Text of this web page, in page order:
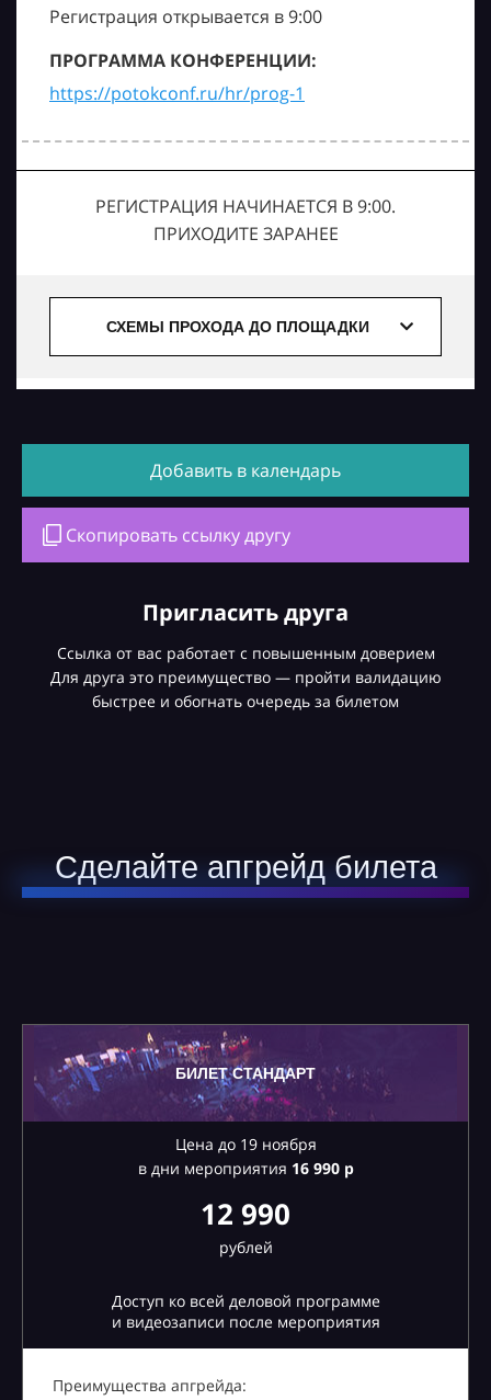
Регистрация открывается в 9:00
ПРОГРАММА КОНФЕРЕНЦИИ:
https://potokconf.ru/hr/prog-1
РЕГИСТРАЦИЯ НАЧИНАЕТСЯ В 9:00.
ПРИХОДИТЕ ЗАРАНЕЕ
СХЕМЫ ПРОХОДА ДО ПЛОЩАДКИ
Добавить в календарь
Скопировать ссылку другу
Пригласить друга
Ссылка от вас работает с повышенным доверием
Для друга это преимущество — пройти валидацию
быстрее и обогнать очередь за билетом
Сделайте апгрейд билета
БИЛЕТ СТАНДАРТ
Цена до 19 ноября
в дни мероприятия 16990 р
12 990
рублей
Доступ ко всей деловой программе
и видеозаписи после мероприятия
Преимущества апгрейда: